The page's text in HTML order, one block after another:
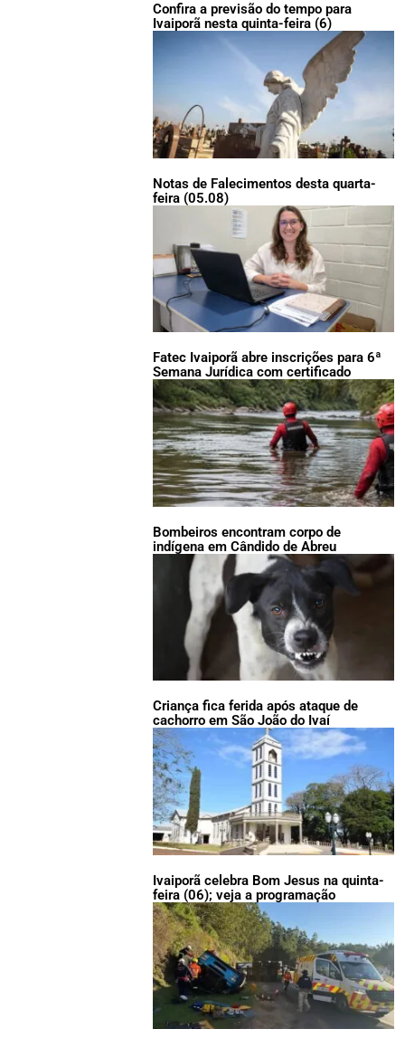
Confira a previsão do tempo para
Ivaiporã nesta quinta-feira (6)
Notas de Falecimentos desta quarta-
feira (05.08)
Fatec Ivaiporã abre inscrições para 6ª
Semana Jurídica com certificado
Bombeiros encontram corpo de
indígena em Cândido de Abreu
Criança fica ferida após ataque de
cachorro em São João do Ivaí
Ivaiporã celebra Bom Jesus na quinta-
feira (06); veja a programação